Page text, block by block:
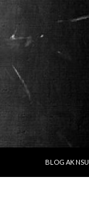
BLOG AK NSU